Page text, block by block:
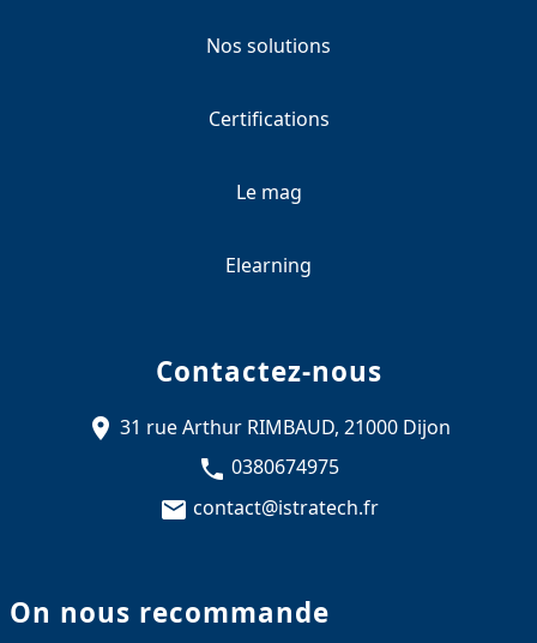
Nos solutions
Certifications
Le mag
Elearning
Contactez-nous
31 rue Arthur RIMBAUD, 21000 Dijon
0380674975
contact@istratech.fr
On nous recommande